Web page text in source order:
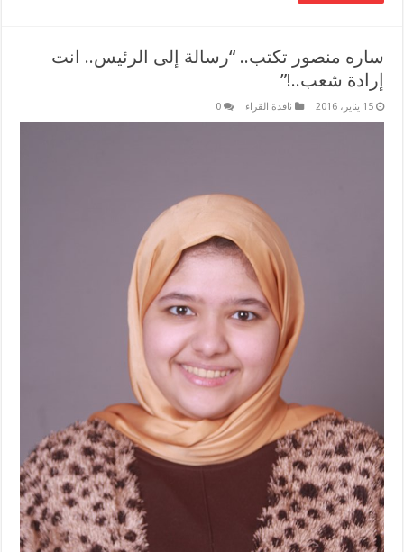
ساره منصور تكتب.. “رسالة إلى الرئيس.. انت
إرادة شعب..!”
15 يناير، 2016 نافذة القراء 0